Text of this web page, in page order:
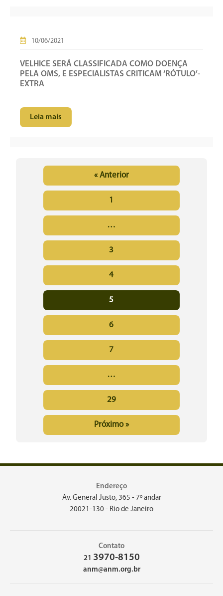
10/06/2021
VELHICE SERÁ CLASSIFICADA COMO DOENÇA
PELA OMS, E ESPECIALISTAS CRITICAM ‘RÓTULO’-
EXTRA
Leia mais
« Anterior
1
…
3
4
5
6
7
…
29
Próximo »
Endereço
Av. General Justo, 365 - 7º andar
20021-130 - Rio de Janeiro
Contato
21 3970-8150
anm@anm.org.br